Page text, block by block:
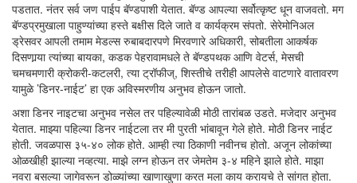
पडतात. नंतर सर्व जण पाईप बॅण्डपाशी येतात. बॅण्ड आपल्या सर्वोत्कृष्ट धून वाजवतो. मग
बॅण्डप्रमुखाला पाहुण्यांच्या हस्ते बक्षीस दिले जाते व कार्यक्रम संपतो. सेरेमोनिअल
ड्रेसवर आपली तमाम मेडल्स रुबाबदारपणे मिरवणारे अधिकारी, सोबतीला आकर्षक
दिसणार्‍या त्यांच्या बायका, कडक पेहरावामधले ते बॅण्डपथक आणि वेटर्स, मेसची
चमचमणारी क्रोकरी-कटलरी, त्या ट्रॉफीज्, शिस्तीचे तरीही आपलेसे वाटणारे वातावरण
यामुळे ’डिनर-नाईट’ हा एक अविस्मरणीय अनुभव होऊन जातो.
अशा डिनर नाइटचा अनुभव नसेल तर पहिल्यावेळी मोठी तारांबळ उडते. मजेदार अनुभव
येतात. माझ्या पहिल्या डिनर नाईटला तर मी पुरती भांबावून गेले होते. मोठी डिनर नाईट
होती. जवळपास ३५-४० लोक होते. आम्ही त्या ठिकाणी नवीनच होतो. अजून लोकांच्या
ओळखीही झाल्या नव्हत्या. माझे लग्न होऊन तर जेमतेम ३-४ महिने झाले होते. माझा
नवरा बसल्या जागेवरून डोळ्यांच्या खाणाखुणा करत मला काय करायचे ते सांगत होता.